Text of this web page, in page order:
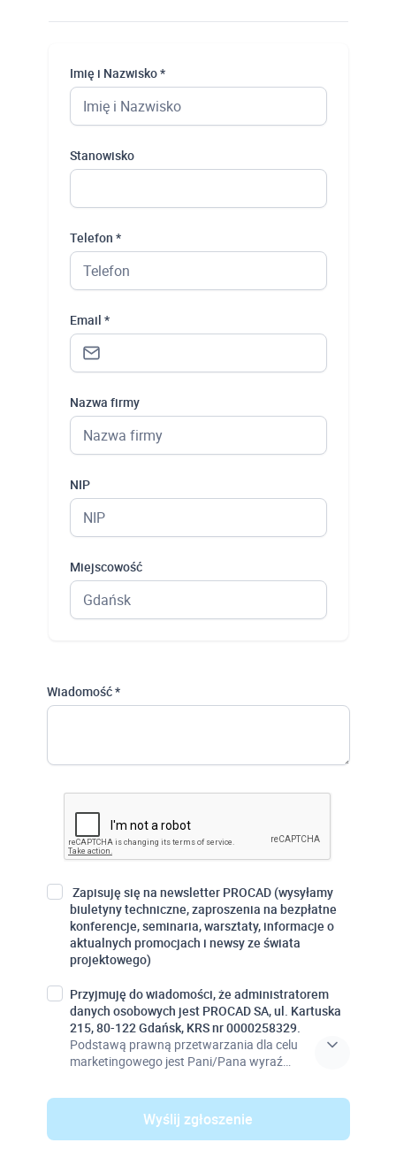
Imię i Nazwisko *
Stanowisko
Telefon *
Email *
Nazwa firmy
NIP
Miejscowość
Wiadomość *
Zapisuję się na newsletter PROCAD (wysyłamy
biuletyny techniczne, zaproszenia na bezpłatne
konferencje, seminaria, warsztaty, informacje o
aktualnych promocjach i newsy ze świata
projektowego)
Przyjmuję do wiadomości, że administratorem
danych osobowych jest PROCAD SA, ul. Kartuska
215, 80-122 Gdańsk, KRS nr 0000258329.
Podstawą prawną przetwarzania dla celu
marketingowego jest Pani/Pana wyraź…
Wyślij zgłoszenie